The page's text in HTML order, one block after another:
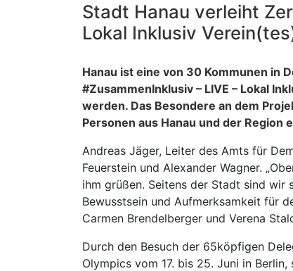
Stadt Hanau verleiht
Lokal Inklusiv
Hanau ist eine von 30 Kommunen in
#ZusammenInklusiv – LIVE – Lokal
werden. Das Besondere an dem
Personen aus Hanau und der
Andreas Jäger, Leiter des Amts für
Feuerstein und Alexander Wagner.
ihm grüßen. Seitens der Stadt sind wir
Bewusstsein und Aufmerksamkeit für
Carmen Brendelberger und Verena
Durch den Besuch der 65köpfigen
Olympics vom 17. bis 25. Juni in